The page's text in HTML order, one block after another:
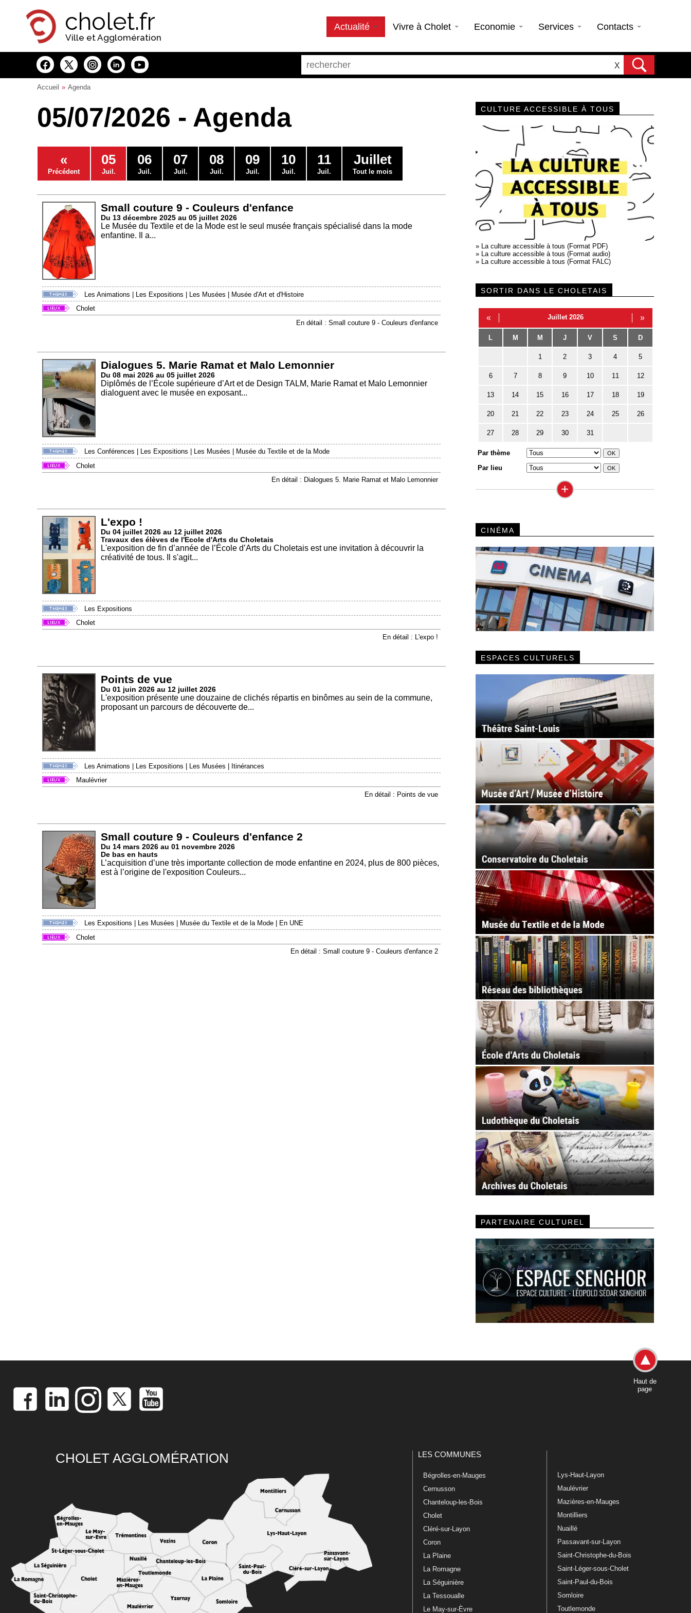
cholet.fr
Ville et Agglomération
Actualité Vivre à Cholet Economie Services Contacts
X
Accueil Agenda
05/07/2026 - Agenda
«
Précédent
05
Juil.
06
Juil.
07
Juil.
08
Juil.
09
Juil.
10
Juil.
11
Juil.
Juillet
Tout le mois
Small couture 9 - Couleurs d'enfance
Du 13 décembre 2025 au 05 juillet 2026
Le Musée du Textile et de la Mode est le seul musée français spécialisé dans la mode
enfantine. Il a...
Les Animations | Les Expositions | Les Musées | Musée d'Art et d'Histoire
Cholet
En détail : Small couture 9 - Couleurs d'enfance
Dialogues 5. Marie Ramat et Malo Lemonnier
Du 08 mai 2026 au 05 juillet 2026
Diplômés de l’École supérieure d’Art et de Design TALM, Marie Ramat et Malo Lemonnier
dialoguent avec le musée en exposant...
Les Conférences Les Expositions Les Musées
Musée du Textile et de la Mode
Cholet
En détail : Dialogues 5. Marie Ramat et Malo Lemonnier
L'expo !
Du 04 juillet 2026 au 12 juillet 2026
Travaux des élèves de l'Ecole d'Arts du Choletais
L'exposition de fin d’année de l’École d’Arts du Choletais est une invitation à découvrir la
créativité de tous. Il s'agit...
Les Expositions
Cholet
En détail : L'expo !
Points de vue
Du 01 juin 2026 au 12 juillet 2026
L'exposition présente une douzaine de clichés répartis en binômes au sein de la commune,
proposant un parcours de découverte de...
Les Animations | Les Expositions | Les Musées | Itinérances
Maulévrier
En détail : Points de vue
Small couture 9 - Couleurs d'enfance 2
Du 14 mars 2026 au 01 novembre 2026
De bas en hauts
L’acquisition d’une très importante collection de mode enfantine en 2024, plus de 800 pièces,
est à l’origine de l'exposition Couleurs...
Les Expositions Les Musées Musée du Textile et de la Mode
En UNE
Cholet
En détail : Small couture 9 - Couleurs d'enfance 2
CULTURE ACCESSIBLE À TOUS
» La culture accessible à tous (Format PDF)
» La culture accessible à tous (Format audio)
» La culture accessible à tous (Format FALC)
SORTIR DANS LE CHOLETAIS
« Juillet 2026 »
L M M J V S D
1 2 3 4 5
6 7 8 9 10 11 12
13 14 15 16 17 18 19
20 21 22 23 24 25 26
27 28 29 30 31
Par thème
Par lieu
+
CINÉMA
ESPACES CULTURELS
PARTENAIRE CULTUREL
Haut de
page
CHOLET AGGLOMÉRATION LES COMMUNES
Bégrolles-en-Mauges
Cernusson
Chanteloup-les-Bois
Cholet
Cléré-sur-Layon
Coron
La Plaine
La Romagne
La Séguinière
La Tessoualle
Le May-sur-Èvre
Lys-Haut-Layon
Maulévrier
Mazières-en-Mauges
Montilliers
Nuaillé
Passavant-sur-Layon
Saint-Christophe-du-Bois
Saint-Léger-sous-Cholet
Saint-Paul-du-Bois
Somloire
Toutlemonde